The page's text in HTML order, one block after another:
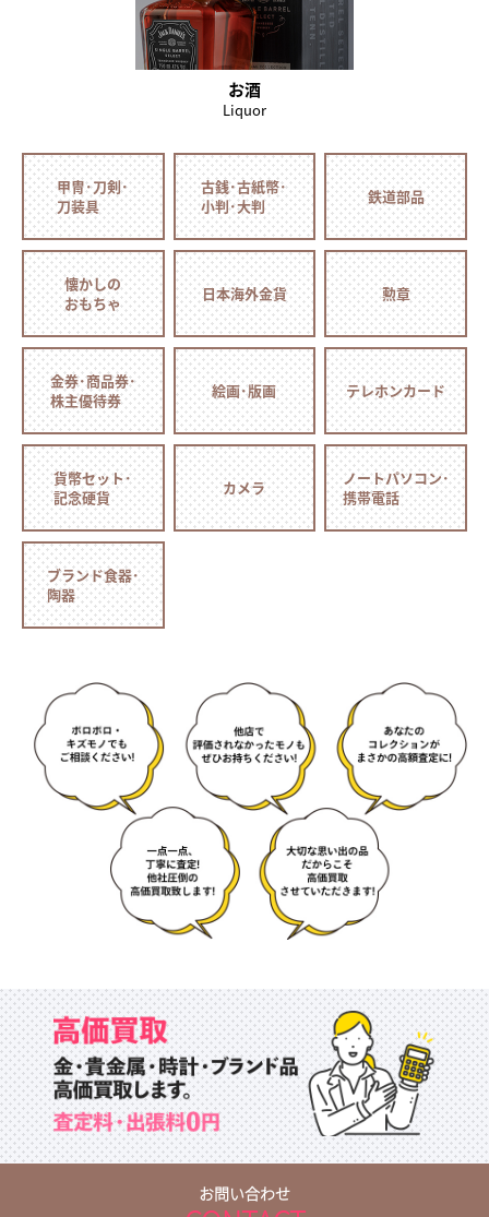
お酒
Liquor
甲冑･刀剣･
刀装具
古銭･古紙幣･
小判･大判
鉄道部品
懐かしの
おもちゃ
日本海外金貨 勲章
金券･商品券･
株主優待券
絵画･版画 テレホンカード
貨幣セット･
記念硬貨
カメラ
ノートパソコン･
携帯電話
ブランド食器･
陶器
お問い合わせ